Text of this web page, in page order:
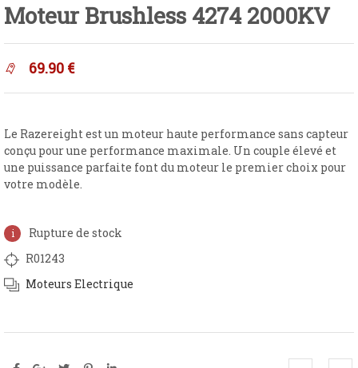
Moteur Brushless 4274 2000KV
69.90 €
Le Razereight est un moteur haute performance sans capteur
conçu pour une performance maximale. Un couple élevé et
une puissance parfaite font du moteur le premier choix pour
votre modèle.
Rupture de stock
R01243
Moteurs Electrique